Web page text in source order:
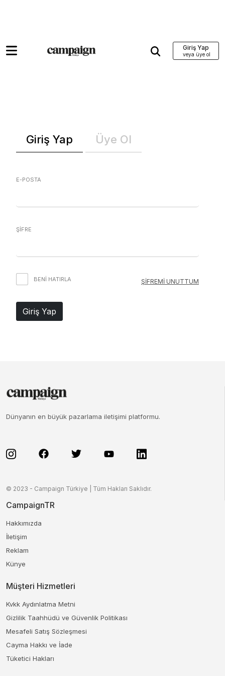
Giriş Yap
Giriş Yap Üye Ol
E-POSTA
ŞİFRE
BENI HATIRLA ŞİFREMİ UNUTTUM
Giriş Yap
Dünyanın en büyük pazarlama iletişimi platformu.
© 2023 - Campaign Türkiye | Tüm Hakları Saklıdır.
CampaignTR
Hakkımızda
İletişim
Reklam
Künye
Müşteri Hizmetleri
Kvkk Aydınlatma Metni
Gizlilik Taahhüdü ve Güvenlik Politikası
Mesafeli Satış Sözleşmesi
Cayma Hakkı ve İade
Tüketici Hakları